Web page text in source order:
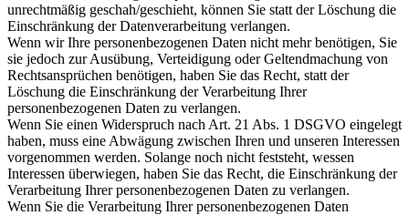
unrechtmäßig geschah/geschieht, können Sie statt der Löschung die
Einschränkung der Datenverarbeitung verlangen.
Wenn wir Ihre personenbezogenen Daten nicht mehr benötigen, Sie
sie jedoch zur Ausübung, Verteidigung oder Geltendmachung von
Rechtsansprüchen benötigen, haben Sie das Recht, statt der
Löschung die Einschränkung der Verarbeitung Ihrer
personenbezogenen Daten zu verlangen.
Wenn Sie einen Widerspruch nach Art. 21 Abs. 1 DSGVO eingelegt
haben, muss eine Abwägung zwischen Ihren und unseren Interessen
vorgenommen werden. Solange noch nicht feststeht, wessen
Interessen überwiegen, haben Sie das Recht, die Einschränkung der
Verarbeitung Ihrer personenbezogenen Daten zu verlangen.
Wenn Sie die Verarbeitung Ihrer personenbezogenen Daten